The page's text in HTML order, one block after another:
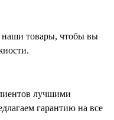
наши товары, чтобы вы
лучшими
гарантию на все